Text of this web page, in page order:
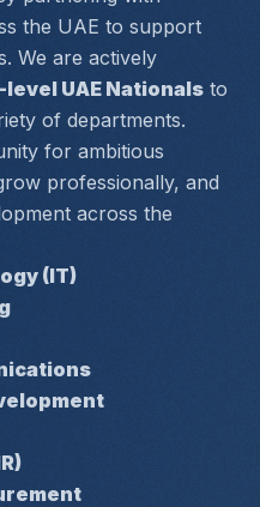
the UAE to support
We are actively
UAE Nationals to
of departments.
for ambitious
professionally, and
across the
(IT)